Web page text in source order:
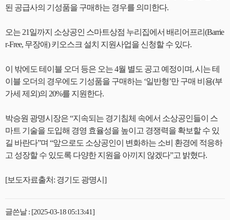
된 공급사의 기성품을 구매하는 경우를 의미한다.
오는 21일까지 소상공인 스마트상점 누리집에서 배리어프리(Barrie
r-Free, 무장애) 키오스크 설치 지원사업을 신청할 수 있다.
이 밖에도 테이블 오더 등은 오는 4월 별도 공고 예정이며, 시는 테
이블 오더의 경우에도 기성품을 구매하는 ‘일반형’만 구매 비용(부
가세 제외)의 20%를 지원한다.
박승원 광명시장은 “지속되는 경기침체 속에서 소상공인들이 스
마트 기술을 도입해 경영 효율성을 높이고 경쟁력을 확보할 수 있
길 바란다”며 “앞으로도 소상공인이 변화하는 소비 환경에 적응하
고 성장할 수 있도록 다양한 지원을 아끼지 않겠다”고 밝혔다.
[보도자료출처: 경기도 광명시]
글쓴날 : [2025-03-18 05:13:41]